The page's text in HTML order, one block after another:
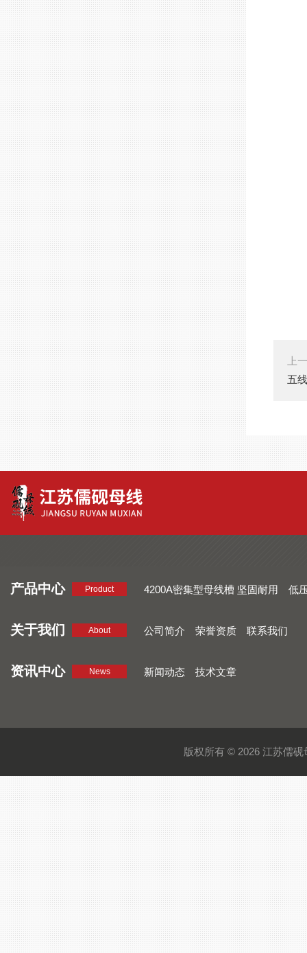
上
五
产品中心 Product 4200A密集型母线槽 坚固耐用
低
关于我们 About 公司简介 荣誉资质 联系我们
资讯中心 News 新闻动态 技术文章
版权所有 © 2026 江苏儒